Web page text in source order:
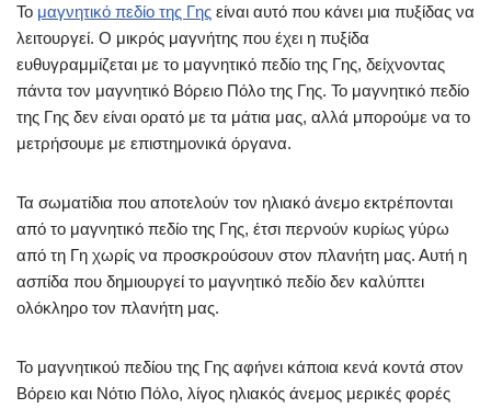
Το μαγνητικό πεδίο της Γης είναι αυτό που κάνει μια πυξίδας να
λειτουργεί. Ο μικρός μαγνήτης που έχει η πυξίδα
ευθυγραμμίζεται με το μαγνητικό πεδίο της Γης, δείχνοντας
πάντα τον μαγνητικό Βόρειο Πόλο της Γης. Το μαγνητικό πεδίο
της Γης δεν είναι ορατό με τα μάτια μας, αλλά μπορούμε να το
μετρήσουμε με επιστημονικά όργανα.
Τα σωματίδια που αποτελούν τον ηλιακό άνεμο εκτρέπονται
από το μαγνητικό πεδίο της Γης, έτσι περνούν κυρίως γύρω
από τη Γη χωρίς να προσκρούσουν στον πλανήτη μας. Αυτή η
ασπίδα που δημιουργεί το μαγνητικό πεδίο δεν καλύπτει
ολόκληρο τον πλανήτη μας.
Το μαγνητικού πεδίου της Γης αφήνει κάποια κενά κοντά στον
Βόρειο και Νότιο Πόλο, λίγος ηλιακός άνεμος μερικές φορές